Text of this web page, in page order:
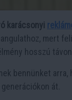
karácsonyi
mert
hosszú
bennünket
generációkon át.